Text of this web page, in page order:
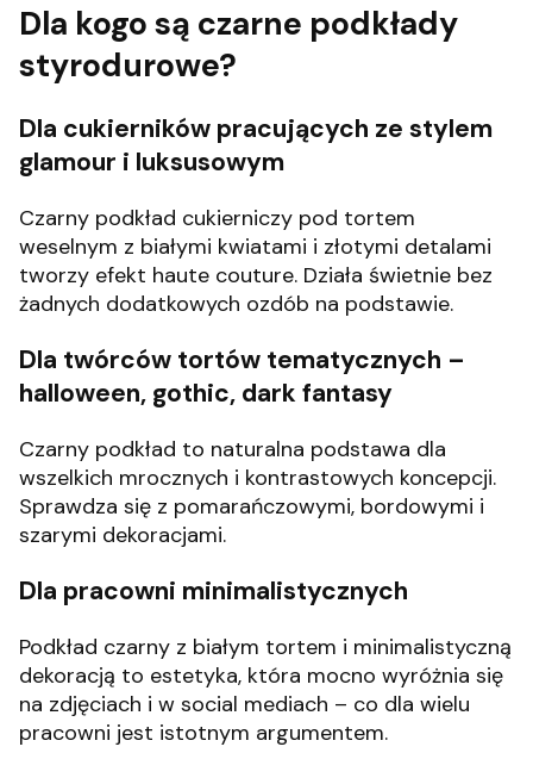
Dla kogo są czarne podkłady
styrodurowe?
Dla cukierników pracujących ze stylem
glamour i luksusowym
Czarny podkład cukierniczy pod tortem
weselnym z białymi kwiatami i złotymi detalami
tworzy efekt haute couture. Działa świetnie bez
żadnych dodatkowych ozdób na podstawie.
Dla twórców tortów tematycznych –
halloween, gothic, dark fantasy
Czarny podkład to naturalna podstawa dla
wszelkich mrocznych i kontrastowych koncepcji.
Sprawdza się z pomarańczowymi, bordowymi i
szarymi dekoracjami.
Dla pracowni minimalistycznych
Podkład czarny z białym tortem i minimalistyczną
dekoracją to estetyka, która mocno wyróżnia się
na zdjęciach i w social mediach – co dla wielu
pracowni jest istotnym argumentem.